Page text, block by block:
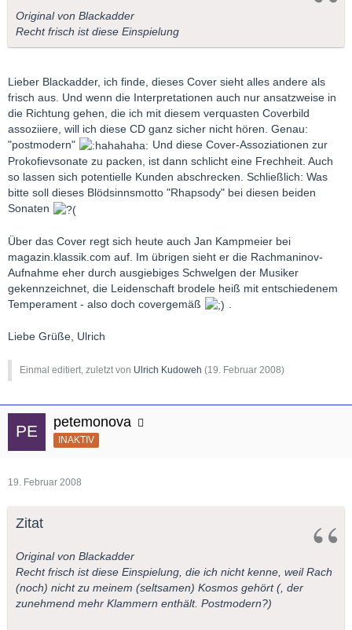
Original von Blackadder
Recht frisch ist diese Einspielung
Lieber Blackadder, ich finde, dieses Cover sieht alles andere als
frisch aus. Und wenn die Interpretationen auch nur ansatzweise in
die Richtung gehen, die ich mit diesem verquasten Coverbild
assoziiere, will ich diese CD ganz sicher nicht hören. Genau:
"postmodern"
Und diese Cover-Assoziationen zur
Prokofievsonate zu packen, ist dann schlicht eine Frechheit. Auch
so lassen sich potentielle Kunden abschrecken. Schließlich: Was
bitte soll dieses Blödsinnsmotto "Rhapsody" bei diesen beiden
Sonaten
Über das Cover regt sich heute auch Jan Kampmeier bei
magazin.klassik.com auf. Im übrigen sieht er die Rachmaninov-
Aufnahme eher durch ausgiebiges Schwelgen der Musiker
gekennzeichnet, die Leidenschaft brodele heiß mit entschiedenem
Temperament - also doch covergemäß
Liebe Grüße, Ulrich
Einmal editiert, zuletzt von Ulrich Kudoweh (19. Februar 2008)
petemonova
INAKTIV
19. Februar 2008
Zitat
Original von Blackadder
Recht frisch ist diese Einspielung, die ich nicht kenne, weil Rach
(noch) nicht zu meinem (seltsamen) Kosmos gehört (, der
zunehmend mehr Klammern enthält. Postmodern?)